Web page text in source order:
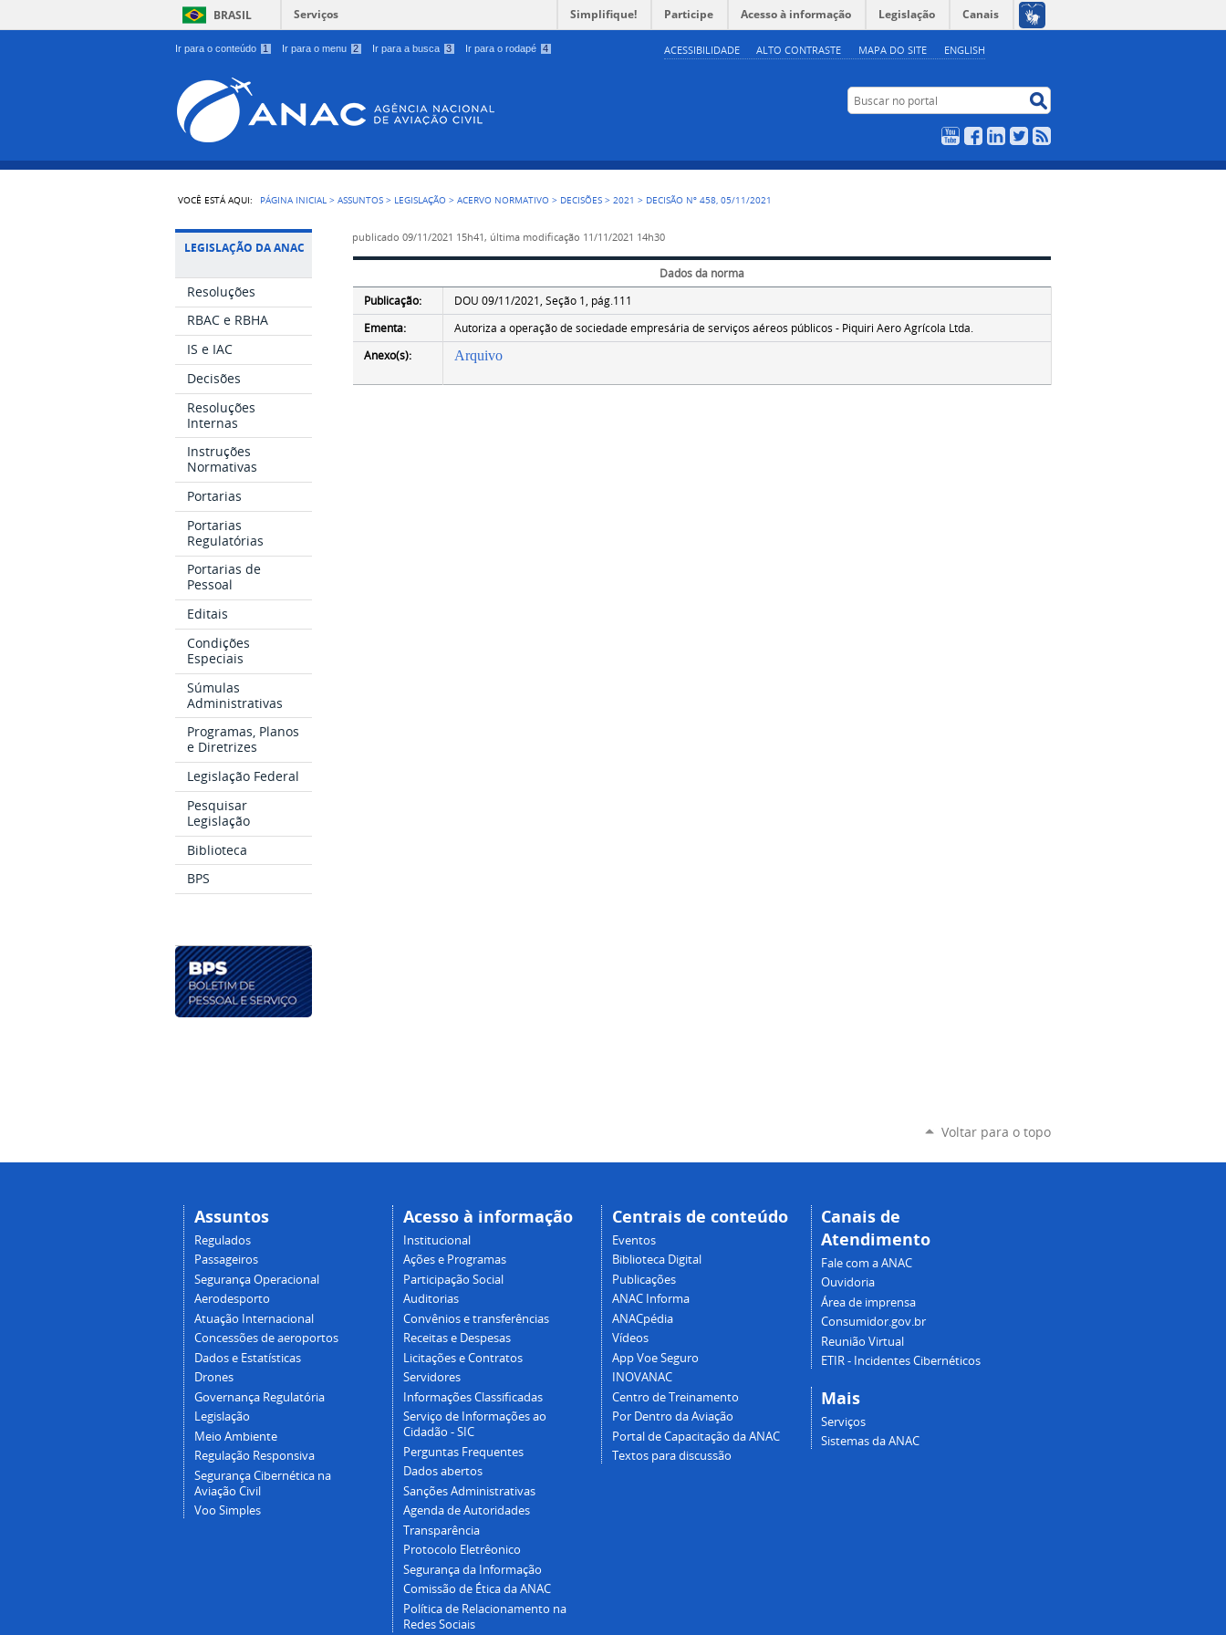
Ir para o conteúdo 1 Ir para o menu 2 Ir para a busca 3 Ir para o rodapé 4 ACESSIBILIDADE ALTO CONTRASTE MAPA DO SITE ENGLISH
BRASIL Serviços Simplifique! Participe Acesso à informação Legislação Canais
Buscar no portal
YouTubeFacebookLinkedIn
Twitter
VOCÊ ESTÁ AQUI: PÁGINA INICIAL >ASSUNTOS > LEGISLAÇÃO >ACERVO NORMATIVO > DECISÕES >2021 > DECISÃO Nº 458, 05/11/2021
LEGISLAÇÃO DA ANAC
Resoluções
RBAC e RBHA
IS e IAC
Decisões
Resoluções
Internas
Instruções
Normativas
Portarias
Portarias
Regulatórias
Portarias de
Pessoal
Editais
Condições
Especiais
Súmulas
Administrativas
Programas, Planos
e Diretrizes
Legislação Federal
Pesquisar
Legislação
Biblioteca
BPS
publicado 09/11/2021 15h41, última modificação 11/11/2021 14h30
Dados da norma
Publicação:
DOU 09/11/2021, Seção 1, pág.111
Ementa:
Autoriza a operação de sociedade empresária de serviços aéreos públicos - Piquiri Aero Agrícola Ltda.
Anexo(s):
Arquivo
Voltar para o topo
Assuntos
Regulados
Passageiros
Segurança Operacional
Aerodesporto
Atuação Internacional
Concessões de aeroportos
Dados e Estatísticas
Drones
Governança Regulatória
Legislação
Meio Ambiente
Regulação Responsiva
Segurança Cibernética na
Aviação Civil
Voo Simples
Acesso à informação
Institucional
Ações e Programas
Participação Social
Auditorias
Convênios e transferências
Receitas e Despesas
Licitações e Contratos
Servidores
Informações Classificadas
Serviço de Informações ao
Cidadão - SIC
Perguntas Frequentes
Dados abertos
Sanções Administrativas
Agenda de Autoridades
Transparência
Protocolo Eletrêonico
Segurança da Informação
Comissão de Ética da ANAC
Política de Relacionamento na
Redes Sociais
Centrais de conteúdo
Eventos
Biblioteca Digital
Publicações
ANAC Informa
ANACpédia
Vídeos
App Voe Seguro
INOVANAC
Centro de Treinamento
Por Dentro da Aviação
Portal de Capacitação da ANAC
Textos para discussão
Canais de
Atendimento
Fale com a ANAC
Ouvidoria
Área de imprensa
Consumidor.gov.br
Reunião Virtual
ETIR - Incidentes Cibernéticos
Mais
Serviços
Sistemas da ANAC